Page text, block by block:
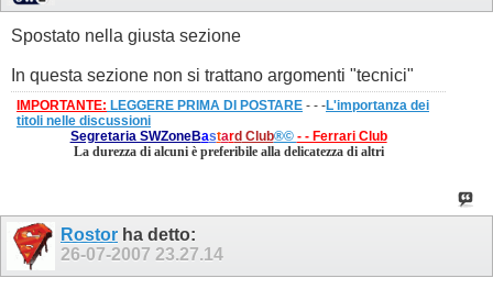
Spostato nella giusta sezione
In questa sezione non si trattano argomenti "tecnici"
IMPORTANTE: LEGGERE PRIMA DI POSTARE - - -L'importanza dei
titoli nelle discussioni
Segretaria SWZoneBastardClub®© - - Ferrari Club
La durezza di alcuni è preferibile alla delicatezza di altri
Rostor ha detto:
26-07-2007 23.27.14